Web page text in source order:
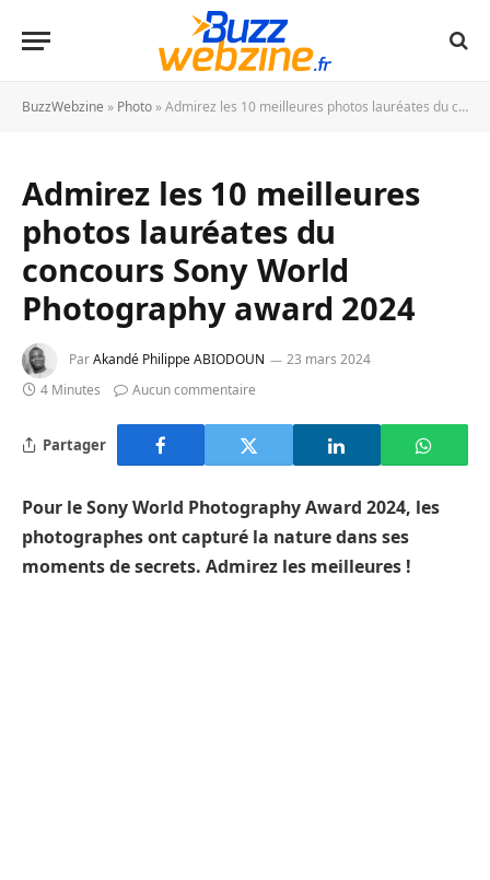
BuzzWebzine » Photo »Admirez les 10 meilleures photos lauréates du concours Sony World Photography award 2024
Admirez les 10 meilleures
photos lauréates du
concours Sony World
Photography award 2024
ParAkandé Philippe ABIODOUN
23 mars 2024
4 Minutes
Aucun commentaire
Partager
Pour le Sony World Photography Award 2024, les
photographes ont capturé la nature dans ses
moments de secrets. Admirez les meilleures !